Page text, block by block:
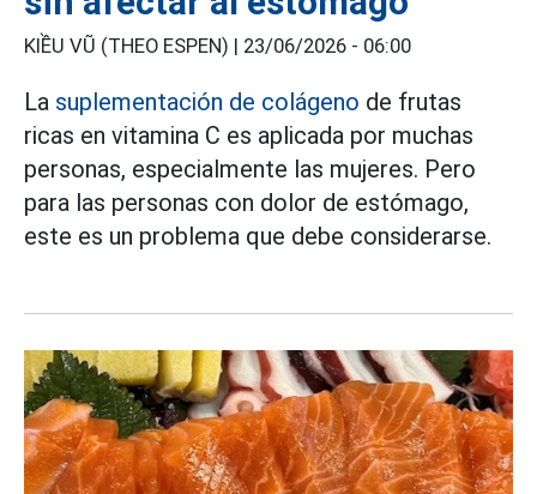
KIỀU VŨ (THEO ESPEN) | 23/06/2026 - 06:00
La suplementación de colágeno de frutas
ricas en vitamina C es aplicada por muchas
personas, especialmente las mujeres. Pero
para las personas con dolor de estómago,
este es un problema que debe considerarse.